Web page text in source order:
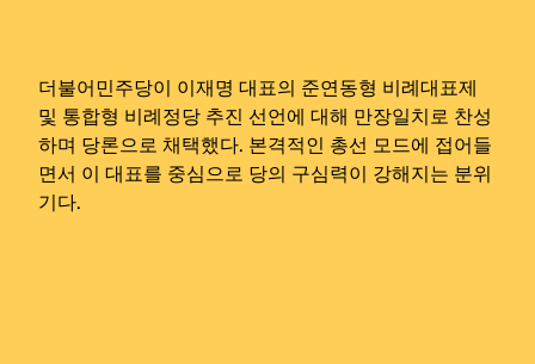
더불어민주당이 이재명 대표의 준연동형 비례대표제
및 통합형 비례정당 추진 선언에 대해 만장일치로 찬성
하며 당론으로 채택했다. 본격적인 총선 모드에 접어들
면서 이 대표를 중심으로 당의 구심력이 강해지는 분위
기다.